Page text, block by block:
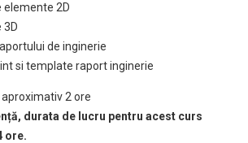
elemente 2D
3D
de inginerie
si template raport inginerie
aproximativ 2 ore
durata de lucru pentru acest curs
ore.